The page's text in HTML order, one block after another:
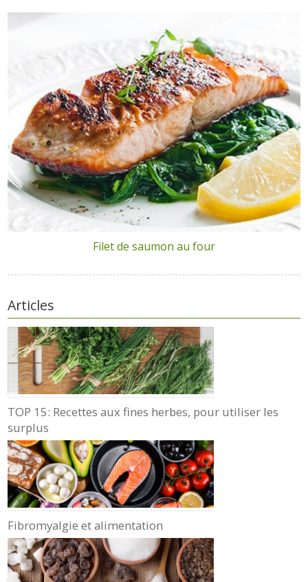
Filet de saumon au four
Articles
TOP 15: Recettes aux fines herbes, pour utiliser les
surplus
Fibromyalgie et alimentation